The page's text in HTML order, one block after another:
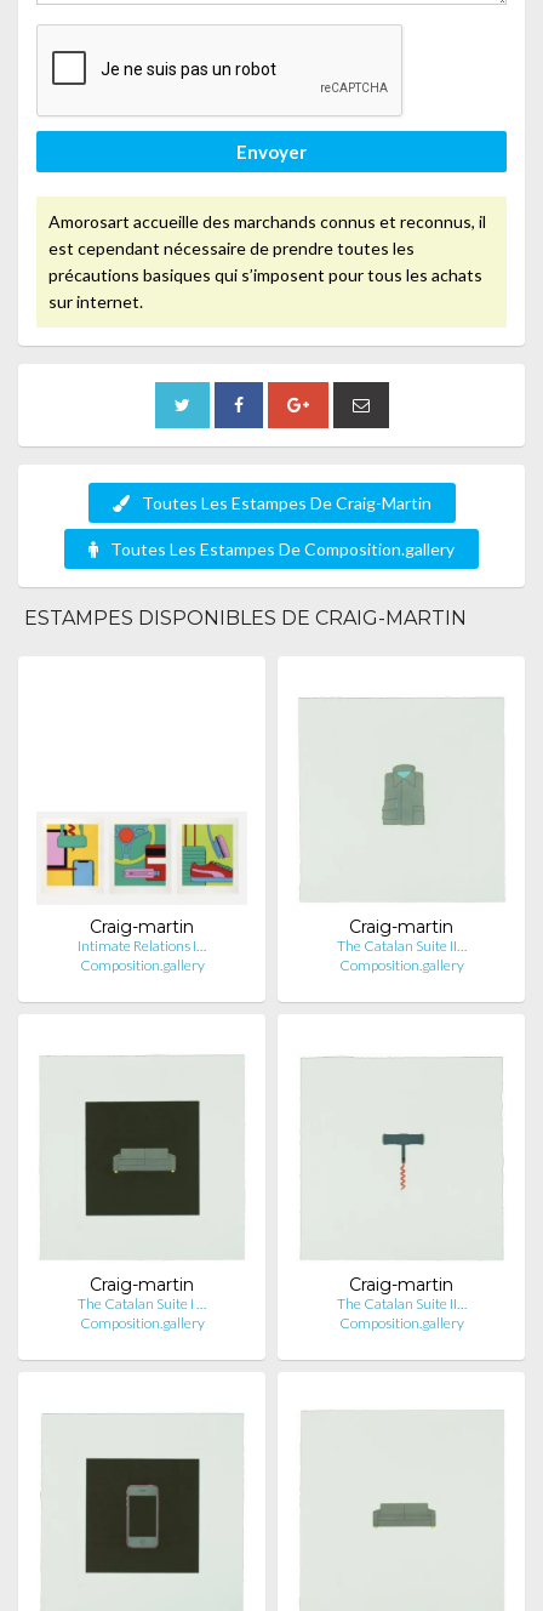
Envoyer
Amorosart accueille des marchands connus et reconnus, il
est cependant nécessaire de prendre toutes les
précautions basiques qui s’imposent pour tous les achats
sur internet.
Toutes Les Estampes De Craig-Martin
Toutes Les Estampes De Composition.gallery
ESTAMPES DISPONIBLES DE CRAIG-MARTIN
Craig-martin
Intimate Relations I…
Composition.gallery
Craig-martin
The Catalan Suite II…
Composition.gallery
Craig-martin
The Catalan Suite I …
Composition.gallery
Craig-martin
The Catalan Suite II…
Composition.gallery